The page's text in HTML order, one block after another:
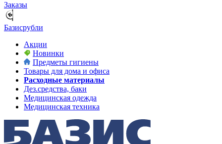
Заказы
Базисрубли
Акции
Новинки
Предметы гигиены
Товары для дома и офиса
Расходные материалы
Дез.средства, баки
Медицинская одежда
Медицинская техника